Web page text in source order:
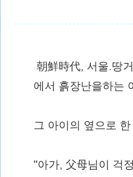
朝鮮時代, 서울.땅
에서 흙장난을하는
그 아이의 옆으로
"아가, 父母님이 걱